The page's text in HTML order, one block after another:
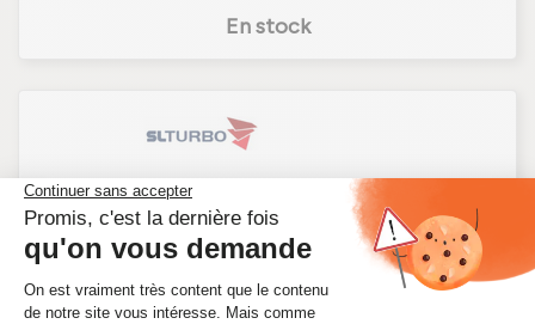
En stock